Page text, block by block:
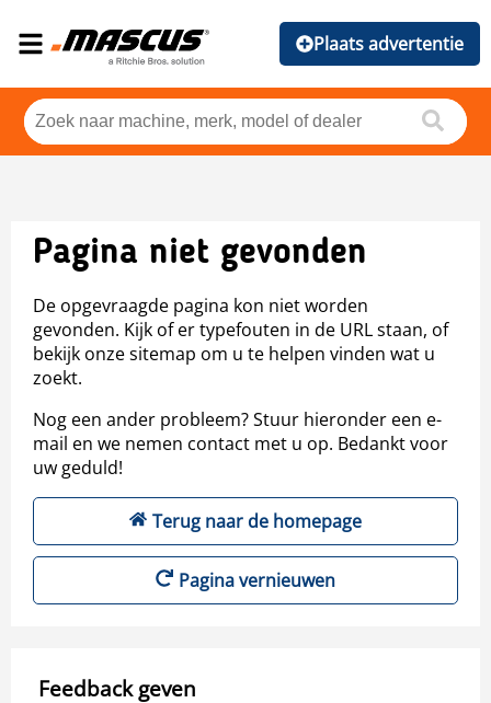
Plaats advertentie
Pagina niet gevonden
De opgevraagde pagina kon niet worden
gevonden. Kijk of er typefouten in de URL staan, of
bekijk onze sitemap om u te helpen vinden wat u
zoekt.
Nog een ander probleem? Stuur hieronder een e-
mail en we nemen contact met u op. Bedankt voor
uw geduld!
Terug naar de homepage
Pagina vernieuwen
Feedback geven